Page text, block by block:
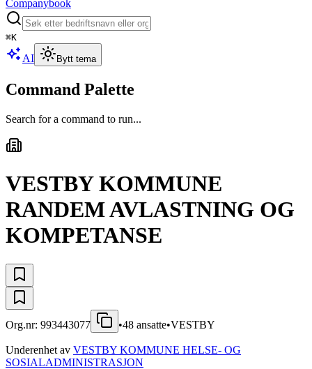
Companybook
⌘K
AI Bytt tema
Command Palette
Search for a command to run...
VESTBY KOMMUNE
RANDEM AVLASTNING OG
KOMPETANSE
Org.nr: 993443077 •48 ansatte•VESTBY
Underenhet av VESTBY KOMMUNE HELSE- OG
SOSIALADMINISTRASJON